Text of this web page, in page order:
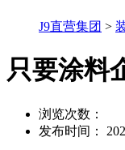
J9直营集团 >
只要涂料
浏览次数：
发布时间：